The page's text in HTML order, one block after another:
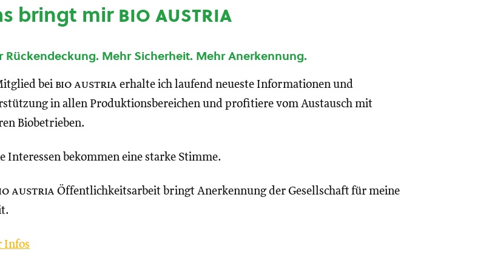
bringt mirbio austria
Rückendeckung. Mehr Sicherheit. Mehr Anerkennung.
bei bio austria erhalte ich laufend neueste Informationen und
in allen Produktionsbereichen und profitiere vom Austausch mit
Biobetrieben.
Interessen bekommen eine starke Stimme.
austria Öffentlichkeitsarbeit bringt Anerkennung der Gesellschaft für meine
Infos